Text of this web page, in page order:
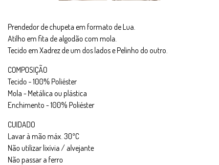
Prendedor de chupeta em formato de Lua.
Atilho em fita de algodão com mola.
Tecido em Xadrez de um dos lados e Pelinho do outro.
COMPOSIÇÃO
Tecido - 100% Poliéster
Mola - Metálica ou plástica
Enchimento - 100% Poliéster
CUIDADO
Lavar à mão máx. 30ºC
Não utilizar lixívia / alvejante
Não passar a ferro